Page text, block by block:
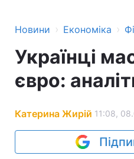
Новини › Економіка ›
Українці
євро:
Катерина Жирій 11:08,